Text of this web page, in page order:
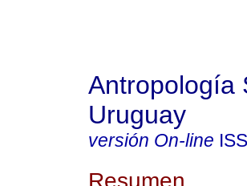
Antropología
Uruguay
versión On-line
Resumen